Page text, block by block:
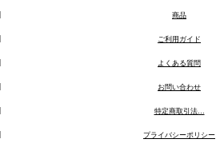
商品
ご利用ガイド
よくある質問
お問い合わせ
特定商取引法…
プライバシーポリシー